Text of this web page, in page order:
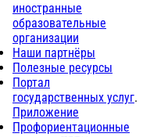
иностранные
образовательные
организации
Наши партнёры
Полезные ресурсы
Портал
государственных услуг.
Приложение
Профориентационные